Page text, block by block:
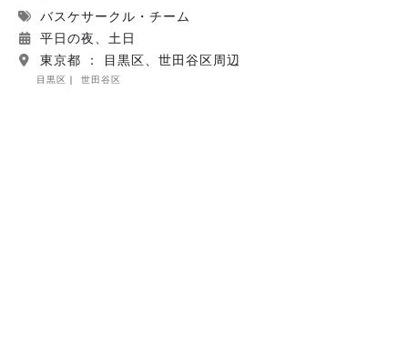
バスケサークル・チーム
平日の夜、土日
東京都 ： 目黒区、世田谷区周辺
目黒区 世田谷区